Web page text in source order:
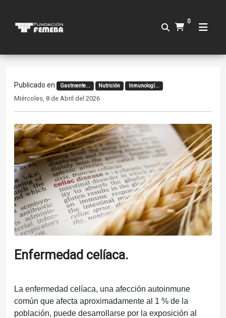
0
Publicado en Gastroente... Nutrición Inmunologí...
Miércoles, 8 de Abril del 2026
Enfermedad celíaca.
La enfermedad celíaca, una afección autoinmune
común que afecta aproximadamente al 1 % de la
población, puede desarrollarse por la exposición al